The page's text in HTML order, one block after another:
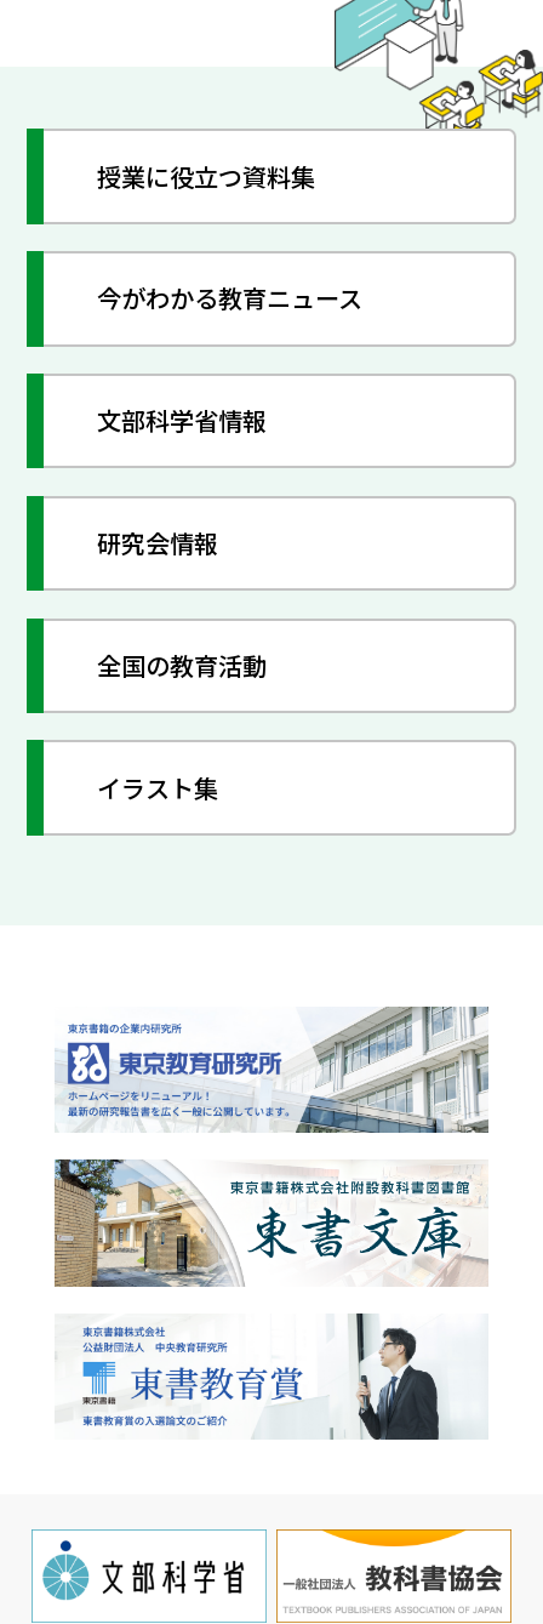
授業に役立つ資料集
今がわかる教育ニュース
文部科学省情報
研究会情報
全国の教育活動
イラスト集